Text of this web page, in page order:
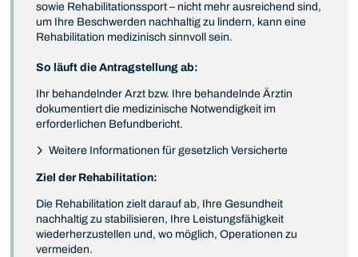
sowie Rehabilitationssport – nicht mehr ausreichend sind,
um Ihre Beschwerden nachhaltig zu lindern, kann eine
Rehabilitation medizinisch sinnvoll sein.
So läuft die Antragstellung ab:
Ihr behandelnder Arzt bzw. Ihre behandelnde Ärztin
dokumentiert die medizinische Notwendigkeit im
erforderlichen Befundbericht.
Weitere Informationen für gesetzlich Versicherte
Ziel der Rehabilitation:
Die Rehabilitation zielt darauf ab, Ihre Gesundheit
nachhaltig zu stabilisieren, Ihre Leistungsfähigkeit
wiederherzustellen und, wo möglich, Operationen zu
vermeiden.